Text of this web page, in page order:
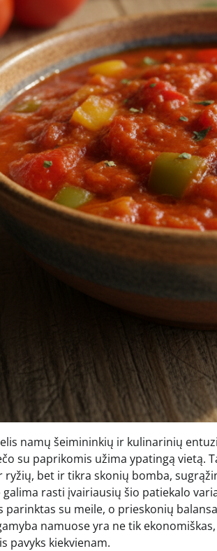
namų šeimininkių ir kulinarinių
su paprikomis užima ypatingą vietą.
bet ir tikra skonių bomba,
rasti įvairiausių šio patiekalo
parinktas su meile, o prieskonių
namuose yra ne tik
pavyks kiekvienam.